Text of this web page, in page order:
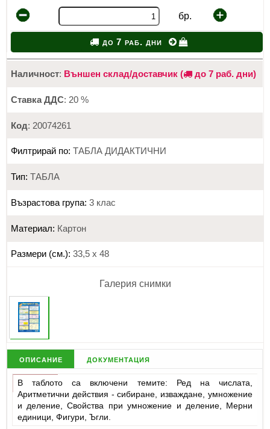
бр.
до 7 раб. дни
Наличност: Външен склад/доставчик ( до 7 раб. дни)
Ставка ДДС: 20 %
Код: 20074261
Филтрирай по: ТАБЛА ДИДАКТИЧНИ
Тип: ТАБЛА
Възрастова група: 3 клас
Материал: Картон
Размери (см.): 33,5 х 48
Галерия снимки
описание документация
В таблото са включени темите: Ред на числата,
Аритметични действия - сибиране, изваждане, умножение
и деление, Свойства при умножение и деление, Мерни
единици, Фигури, Ъгли.